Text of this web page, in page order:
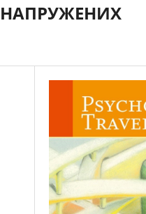
НАПРУЖЕНИХ